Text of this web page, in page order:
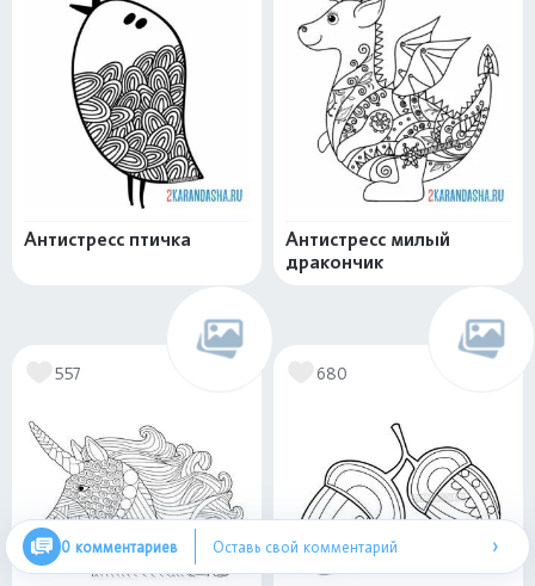
Антистресс птичка
Антистресс милый
дракончик
557 680
0 комментариев Оставь свой комментарий ›